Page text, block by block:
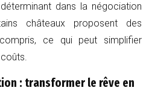
dans la négociation
châteaux proposent des
ce qui peut simplifier
: transformer le rêve en